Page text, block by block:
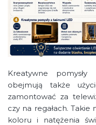
Kreatywne
obejmują także
zamontować za
czy na regałach.
koloru i natężenia